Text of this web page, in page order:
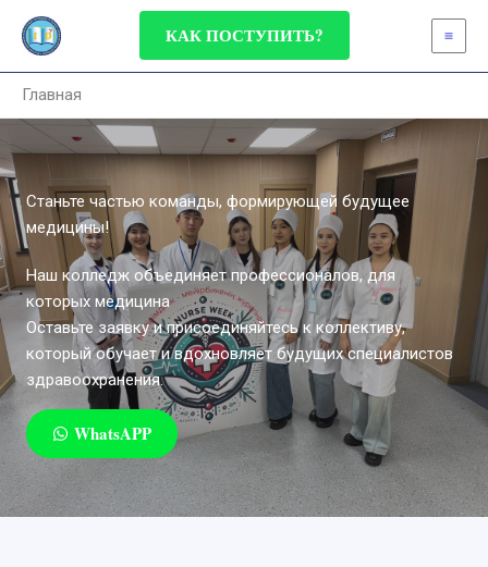
Перейти
КАК ПОСТУПИТЬ?
Главная
Станьте частью команды, формирующей будущее
медицины!
Наш колледж объединяет профессионалов, для
которых медицина
Оставьте заявку и присоединяйтесь к коллективу,
который обучает и вдохновляет будущих специалистов
здравоохранения.
WhatsAPP